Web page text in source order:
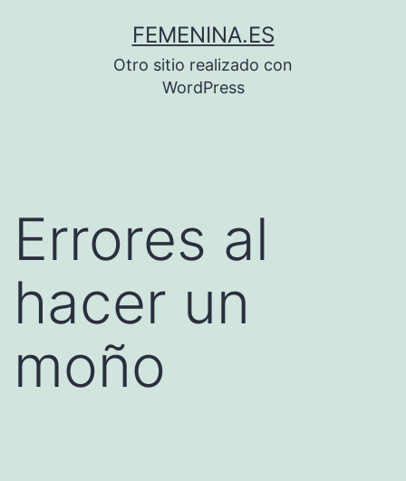
FEMENINA.ES
Otro sitio realizado con
WordPress
Errores al
hacer un
moño